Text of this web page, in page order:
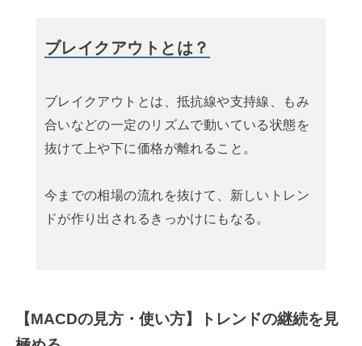
ブレイクアウトとは？
ブレイクアウトとは、抵抗線や支持線、もみ
合いなどの一定のリズムで動いている状態を
抜けて上や下に価格が離れること。
今までの相場の流れを抜けて、新しいトレン
ドが作り出されるきっかけにもなる。
【MACDの見方・使い方】トレンドの継続を見